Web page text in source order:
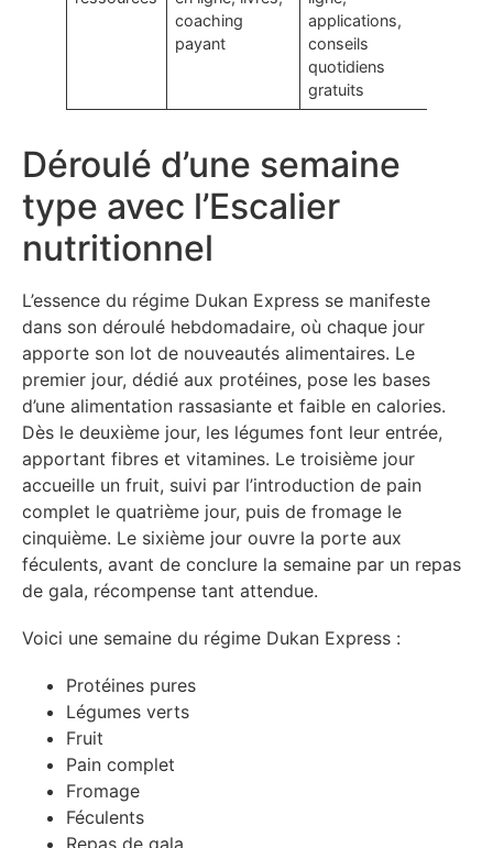
coaching
payant
applications,
conseils
quotidiens
gratuits
Déroulé d’une semaine
type avec l’Escalier
nutritionnel
L’essence du régime Dukan Express se manifeste
dans son déroulé hebdomadaire, où chaque jour
apporte son lot de nouveautés alimentaires. Le
premier jour, dédié aux protéines, pose les bases
d’une alimentation rassasiante et faible en calories.
Dès le deuxième jour, les légumes font leur entrée,
apportant fibres et vitamines. Le troisième jour
accueille un fruit, suivi par l’introduction de pain
complet le quatrième jour, puis de fromage le
cinquième. Le sixième jour ouvre la porte aux
féculents, avant de conclure la semaine par un repas
de gala, récompense tant attendue.
Voici une semaine du régime Dukan Express :
Protéines pures
Légumes verts
Fruit
Pain complet
Fromage
Féculents